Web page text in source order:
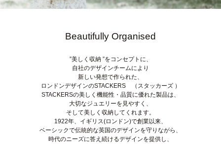
Beautifully Organised
”美しく収納 ”をコンセプトに、
自社のデザインチームにより
新しい発想で作られた、
ロンドンデザインのSTACKERS （スタッカーズ ）
STACKERSの美しく機能性・品質に優れた製品は、
大切なジュエリーを見やすく、
そして美しく収納してくれます。
1922年、イギリス(ロンドン)で創業以来、
ベーシックで伝統的な英国のデザインを守りながら、
時代のニーズに答え続けるデザインを提供し、